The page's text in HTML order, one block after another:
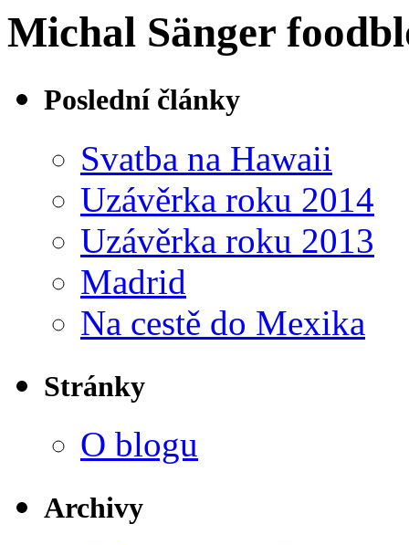
Michal Sänger
Poslední články
Svatba na Hawaii
Uzávěrka roku 2014
Uzávěrka roku 2013
Madrid
Na cestě do Mexika
Stránky
O blogu
Archivy